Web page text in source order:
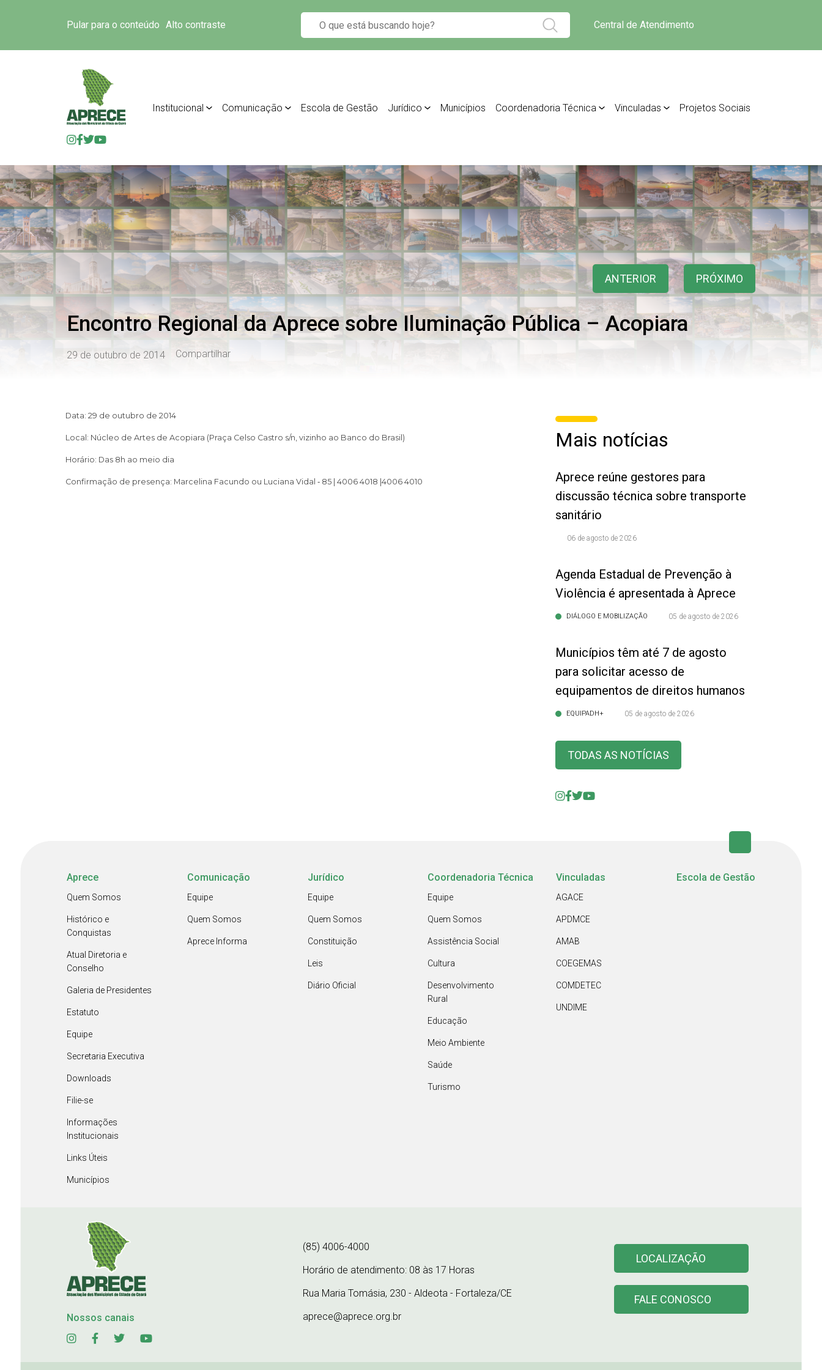
Pular para o conteúdo Alto contraste Central de Atendimento
Institucional Comunicação Escola de Gestão Jurídico Municípios Coordenadoria Técnica Vinculadas Projetos Sociais
ANTERIOR PRÓXIMO
Encontro Regional da Aprece sobre Iluminação Pública – Acopiara
29 de outubro de 2014 Compartilhar
Data: 29 de outubro de 2014
Local: Núcleo de Artes de Acopiara (Praça Celso Castro s/n, vizinho ao Banco do Brasil)
Horário: Das 8h ao meio dia
Confirmação de presença: Marcelina Facundo ou Luciana Vidal ‐ 85 | 4006 4018 |4006 4010
Mais notícias
Aprece reúne gestores para
discussão técnica sobre transporte
sanitário
06 de agosto de 2026
Agenda Estadual de Prevenção à
Violência é apresentada à Aprece
DIÁLOGO E MOBILIZAÇÃO 05 de agosto de 2026
Municípios têm até 7 de agosto
para solicitar acesso de
equipamentos de direitos humanos
EQUIPADH+ 05 de agosto de 2026
TODAS AS NOTÍCIAS
Aprece
Quem Somos
Histórico e
Conquistas
Atual Diretoria e
Conselho
Galeria de Presidentes
Estatuto
Equipe
Secretaria Executiva
Downloads
Filie-se
Informações
Institucionais
Links Úteis
Municípios
Comunicação
Equipe
Quem Somos
Aprece Informa
Jurídico
Equipe
Quem Somos
Constituição
Leis
Diário Oficial
Coordenadoria Técnica
Equipe
Quem Somos
Assistência Social
Cultura
Desenvolvimento
Rural
Educação
Meio Ambiente
Saúde
Turismo
Vinculadas
AGACE
APDMCE
AMAB
COEGEMAS
COMDETEC
UNDIME
Escola de Gestão
Nossos canais
(85) 4006-4000
Horário de atendimento: 08 às 17 Horas
Rua Maria Tomásia, 230 - Aldeota - Fortaleza/CE
aprece@aprece.org.br
LOCALIZAÇÃO
FALE CONOSCO